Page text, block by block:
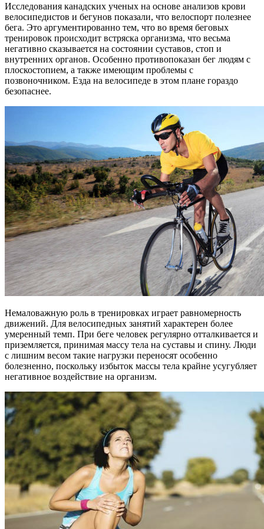
Исследования канадских ученых на основе анализов крови
велосипедистов и бегунов показали, что велоспорт полезнее
бега. Это аргументированно тем, что во время беговых
тренировок происходит встряска организма, что весьма
негативно сказывается на состоянии суставов, стоп и
внутренних органов. Особенно противопоказан бег людям с
плоскостопием, а также имеющим проблемы с
позвоночником. Езда на велосипеде в этом плане гораздо
безопаснее.
Немаловажную роль в тренировках играет равномерность
движений. Для велосипедных занятий характерен более
умеренный темп. При беге человек регулярно отталкивается и
приземляется, принимая массу тела на суставы и спину. Люди
с лишним весом такие нагрузки переносят особенно
болезненно, поскольку избыток массы тела крайне усугубляет
негативное воздействие на организм.